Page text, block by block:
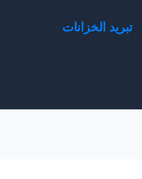
تبريد الخزانات